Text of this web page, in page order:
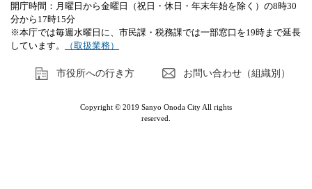
開庁時間：月曜日から金曜日（祝日・休日・年末年始を除く）の8時30
分から17時15分
※本庁では毎週水曜日に、市民課・税務課では一部窓口を19時まで延長
しています。
（取扱業務）
市役所への行き方 お問い合わせ（組織別）
Copyright © 2019 Sanyo Onoda City All rights
reserved.